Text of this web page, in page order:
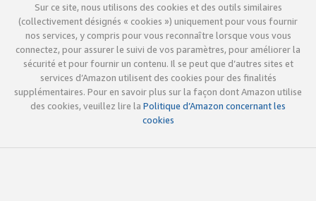
Sur ce site, nous utilisons des cookies et des outils similaires
(collectivement désignés « cookies ») uniquement pour vous fournir
nos services, y compris pour vous reconnaître lorsque vous vous
connectez, pour assurer le suivi de vos paramètres, pour améliorer la
sécurité et pour fournir un contenu. Il se peut que d’autres sites et
services d’Amazon utilisent des cookies pour des finalités
supplémentaires. Pour en savoir plus sur la façon dont Amazon utilise
des cookies, veuillez lire la Politique d’Amazon concernant les
cookies